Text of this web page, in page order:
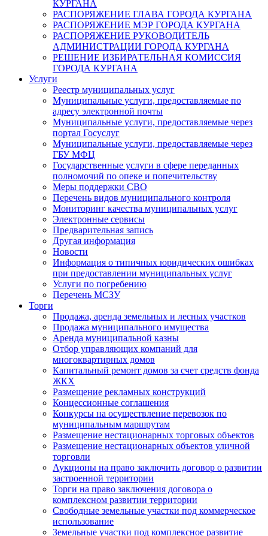
КУРГАНА
РАСПОРЯЖЕНИЕ ГЛАВА ГОРОДА КУРГАНА
РАСПОРЯЖЕНИЕ МЭР ГОРОДА КУРГАНА
РАСПОРЯЖЕНИЕ РУКОВОДИТЕЛЬ
АДМИНИСТРАЦИИ ГОРОДА КУРГАНА
РЕШЕНИЕ ИЗБИРАТЕЛЬНАЯ КОМИССИЯ
ГОРОДА КУРГАНА
Услуги
Реестр муниципальных услуг
Муниципальные услуги, предоставляемые по
адресу электронной почты
Муниципальные услуги, предоставляемые через
портал Госуслуг
Муниципальные услуги, предоставляемые через
ГБУ МФЦ
Государственные услуги в сфере переданных
полномочий по опеке и попечительству
Меры поддержки СВО
Перечень видов муниципального контроля
Мониторинг качества муниципальных услуг
Электронные сервисы
Предварительная запись
Другая информация
Новости
Информация о типичных юридических ошибках
при предоставлении муниципальных услуг
Услуги по погребению
Перечень МСЗУ
Торги
Продажа, аренда земельных и лесных участков
Продажа муниципального имущества
Аренда муниципальной казны
Отбор управляющих компаний для
многоквартирных домов
Капитальный ремонт домов за счет средств фонда
ЖКХ
Размещение рекламных конструкций
Концессионные соглашения
Конкурсы на осуществление перевозок по
муниципальным маршрутам
Размещение нестационарных торговых объектов
Размещение нестационарных объектов уличной
торговли
Аукционы на право заключить договор о развитии
застроенной территории
Торги на право заключения договора о
комплексном развитии территории
Свободные земельные участки под коммерческое
использование
Земельные участки под комплексное развитие